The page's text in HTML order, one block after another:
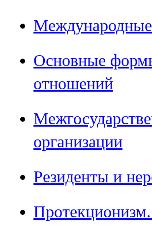
Основные
отношений
организации
Резиденты и